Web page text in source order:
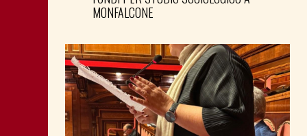
MONFALCONE